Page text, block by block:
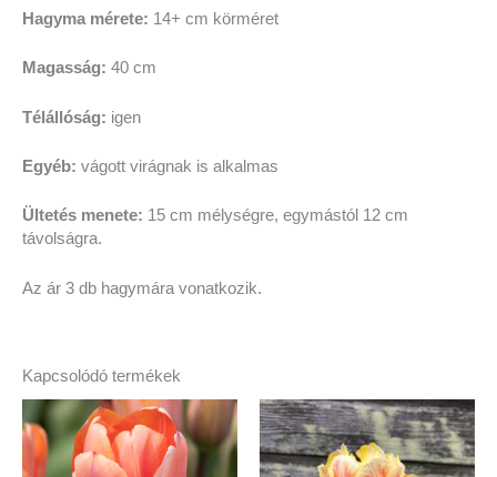
Hagyma mérete: 14+ cm körméret
Magasság: 40 cm
Télállóság: igen
Egyéb: vágott virágnak is alkalmas
Ültetés menete: 15 cm mélységre, egymástól 12 cm
távolságra.
Az ár 3 db hagymára vonatkozik.
Kapcsolódó termékek